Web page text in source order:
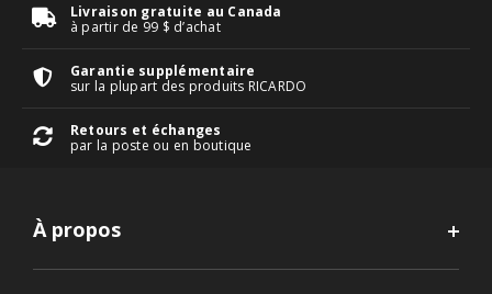
Livraison gratuite au Canada
à partir de 99 $ d’achat
Garantie supplémentaire
sur la plupart des produits RICARDO
Retours et échanges
par la poste ou en boutique
À propos